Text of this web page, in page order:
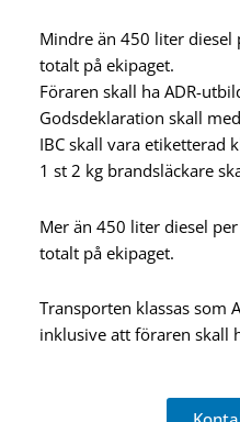
Mindre än 450 liter diesel
totalt på ekipaget.
Föraren skall ha ADR-
Godsdeklaration skall
IBC skall vara etiketterad
1 st 2 kg brandsläckare
Mer än 450 liter diesel
totalt på ekipaget.
Transporten klassas som
inklusive att föraren skall